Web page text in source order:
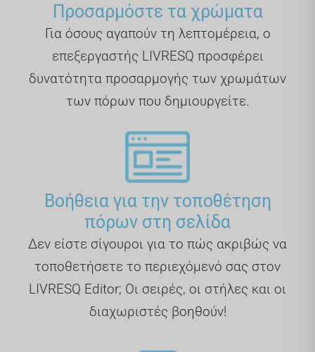
Προσαρμόστε τα χρώματα
Για όσους αγαπούν τη λεπτομέρεια, ο
επεξεργαστής LIVRESQ προσφέρει
δυνατότητα προσαρμογής των χρωμάτων
των πόρων που δημιουργείτε.
Βοήθεια για την τοποθέτηση
πόρων στη σελίδα
Δεν είστε σίγουροι για το πώς ακριβώς να
τοποθετήσετε το περιεχόμενό σας στον
LIVRESQ Editor; Οι σειρές, οι στήλες και οι
διαχωριστές βοηθούν!